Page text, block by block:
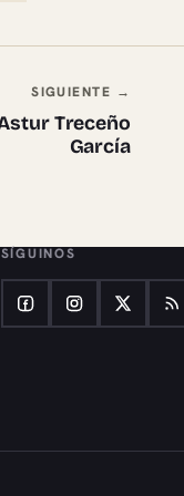
SIGUIENTE →
Treceño
García
SÍGUINOS